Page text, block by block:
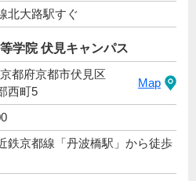
北大路駅すぐ
学院 伏見キャンパス
都府京都市伏見区
西町5
Map
鉄京都線「丹波橋駅」から徒歩